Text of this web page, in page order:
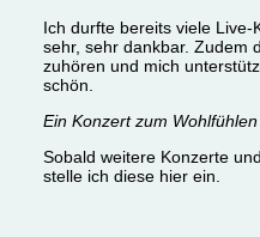
Ich durfte bereits viele
sehr, sehr dankbar. Zudem
zuhören und mich
schön.
Ein Konzert zum
Sobald weitere Konzerte
stelle ich diese hier ein.